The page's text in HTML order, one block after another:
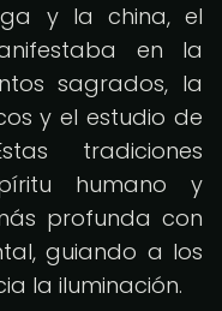
y la china, el
en la
sagrados, la
y el estudio de
tradiciones
humano y
profunda con
guiando a los
la iluminación.